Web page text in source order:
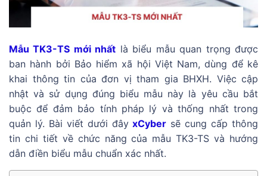
Mẫu TK3-TS mới nhất là biểu mẫu quan trọng được
ban hành bởi Bảo hiểm xã hội Việt Nam, dùng để kê
khai thông tin của đơn vị tham gia BHXH. Việc cập
nhật và sử dụng đúng biểu mẫu này là yêu cầu bắt
buộc để đảm bảo tính pháp lý và thống nhất trong
quản lý. Bài viết dưới đâyxCyber sẽ cung cấp thông
tin chi tiết về chức năng của mẫu TK3-TS và hướng
dẫn điền biểu mẫu chuẩn xác nhất.